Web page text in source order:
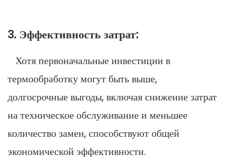
3. Эффективность затрат:
Хотя первоначальные инвестиции в
термообработку могут быть выше,
долгосрочные выгоды, включая снижение затрат
на техническое обслуживание и меньшее
количество замен, способствуют общей
экономической эффективности.